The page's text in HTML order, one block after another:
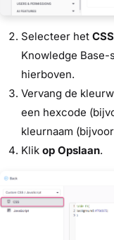
Selecteer het
Knowledge
hierboven.
Vervang de
een hexcode
kleurnaam
Klik op Opslaan.